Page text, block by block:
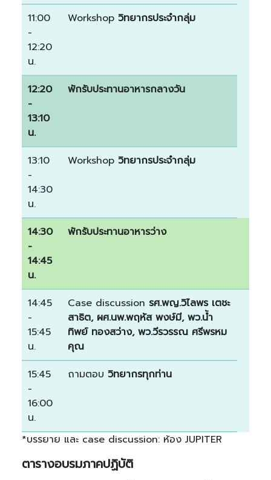
11:00
-
12:20
น.
Workshop วิทยากรประจำกลุ่ม
12:20
-
13:10
น.
พักรับประทานอาหารกลางวัน
13:10
-
14:30
น.
Workshop วิทยากรประจำกลุ่ม
14:30
-
14:45
น.
พักรับประทานอาหารว่าง
14:45
-
15:45
น.
Case discussion รศ.พญ.วิไลพร เตชะ
สาธิต, ผศ.นพ.พฤหัส พงษ์มี, พว.น้ำ
ทิพย์ ทองสว่าง, พว.วีรวรรณ ศรีพรหม
คุณ
15:45
-
16:00
น.
ถามตอบ วิทยากรทุกท่าน
*บรรยาย และ case discussion: ห้อง JUPITER
ตารางอบรมภาคปฏิบัติ